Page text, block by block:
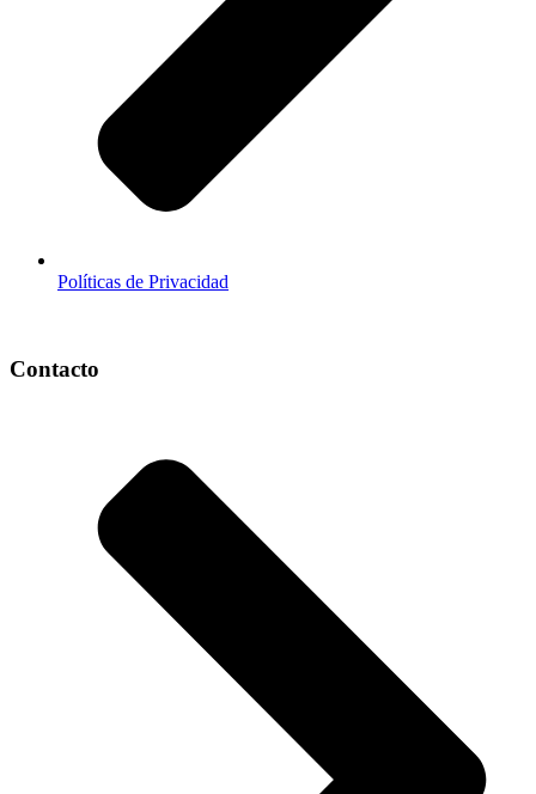
Políticas de Privacidad
Contacto